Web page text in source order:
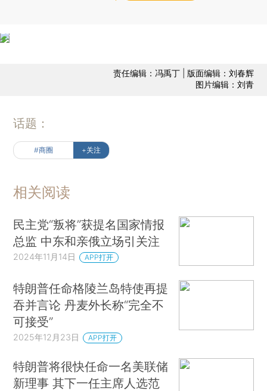
责任编辑：冯禹丁 | 版面编辑：刘春辉
图片编辑：刘青
话题：
#商圈 +关注
相关阅读
民主党“叛将”获提名国家情报
总监 中东和亲俄立场引关注
2024年11月14日 APP打开
特朗普任命格陵兰岛特使再提
吞并言论 丹麦外长称“完全不
可接受”
2025年12月23日 APP打开
特朗普将很快任命一名美联储
新理事 其下一任主席人选范